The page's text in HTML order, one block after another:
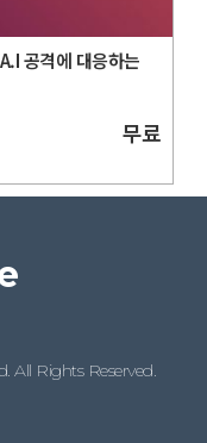
공격에 대응하는
무료
All Rights Reserved.